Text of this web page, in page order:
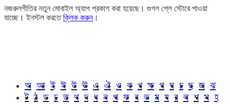
নজরুলগীতির নতুন মোবাইল অ্যাপ প্রকাশ করা হয়েছে। গুগল প্লে স্টোরে পাওয়া
যাচ্ছে। ইনস্টল করতেক্লিক করুন।
অ আ ই ঈ উ ঊ এ ঐ ও ক খ ক্ষ গ ঘ চ ছ জ ঝ
ট ঠ ড ঢ ত থ দ ধ ন প ফ ব ভ ম য র ল শ স হ